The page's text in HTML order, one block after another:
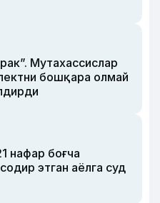
Мутахассислар
бошқара олмай
нафар боғча
этган аёлга суд